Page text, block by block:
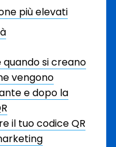
più elevati
si creano
vengono
e dopo la
il tuo codice QR